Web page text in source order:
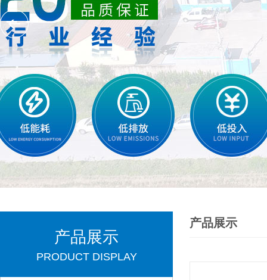
产品展示
PRODUCT DISPLAY
产品展示